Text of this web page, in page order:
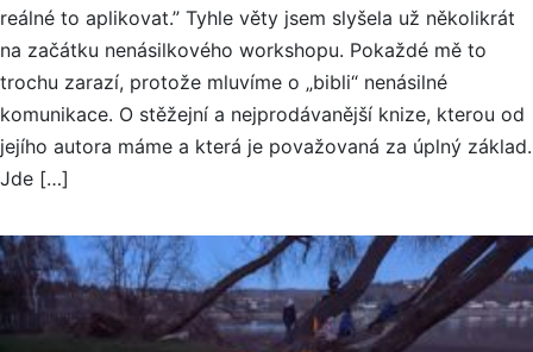
reálné to aplikovat.” Tyhle věty jsem slyšela už několikrát
na začátku nenásilkového workshopu. Pokaždé mě to
trochu zarazí, protože mluvíme o „bibli“ nenásilné
komunikace. O stěžejní a nejprodávanější knize, kterou od
jejího autora máme a která je považovaná za úplný základ.
Jde […]